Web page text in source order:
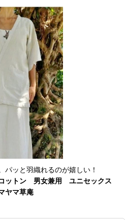
パッと羽織れるのが嬉しい！
ットン 男女兼用 ユニセックス
ヤマ草庵